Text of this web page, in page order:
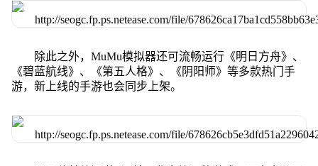
除此之外，MuMu模拟器还可流畅运行《明日方舟》、
《碧蓝航线》、《第五人格》、《阴阳师》等多款热门手
游，新上线的手游也会同步上架。